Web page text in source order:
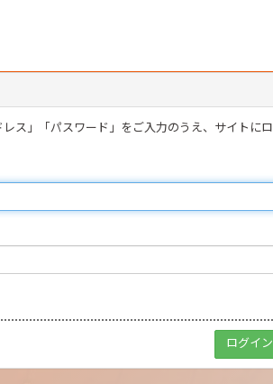
ス」「パスワード」をご入力のうえ、サイトにロ